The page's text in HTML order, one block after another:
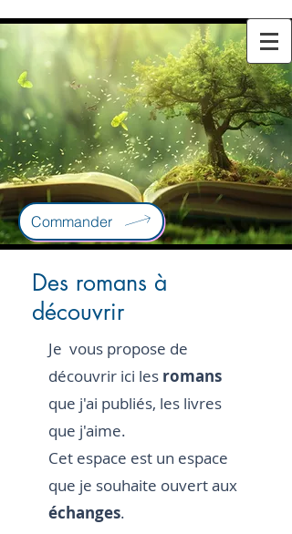
Commander
Des romans à
découvrir
Je vous propose de
découvrir ici les romans
que j'ai publiés, les livres
que j'aime.
Cet espace est un espace
que je souhaite ouvert aux
échanges.